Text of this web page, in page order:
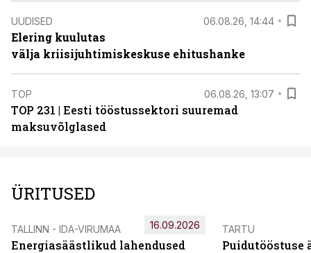
UUDISED 06.08.26, 14:44
Elering kuulutas
välja kriisijuhtimiskeskuse ehitushanke
TOP 06.08.26, 13:07
TOP 231 | Eesti tööstussektori suuremad
maksuvõlglased
ÜRITUSED
TALLINN - IDA-VIRUMAA
Energiasäästlikud lahendused
16.09.2026 TARTU
Puidutööstuse